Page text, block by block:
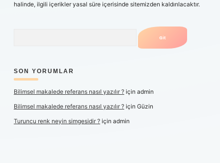
halinde, ilgili içerikler yasal süre içerisinde sitemizden kaldırılacaktır.
SON YORUMLAR
Bilimsel makalede referans nasıl yazılır ? için admin
Bilimsel makalede referans nasıl yazılır ? için Güzin
Turuncu renk neyin simgesidir ? için admin